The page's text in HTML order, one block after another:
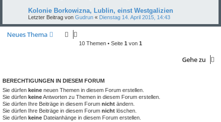
Kolonie Borkowizna, Lublin, einst Westgalizien
Letzter Beitrag von Gudrun « Dienstag 14. April 2015, 14:43
Neues Thema
10 Themen • Seite 1 von 1
Gehe zu
BERECHTIGUNGEN IN DIESEM FORUM
Sie dürfen keine neuen Themen in diesem Forum erstellen.
Sie dürfen keineAntworten zu Themen in diesem Forum erstellen.
Sie dürfen Ihre Beiträge in diesem Forum nicht ändern.
Sie dürfen Ihre Beiträge in diesem Forum nicht löschen.
Sie dürfen keine Dateianhänge in diesem Forum erstellen.